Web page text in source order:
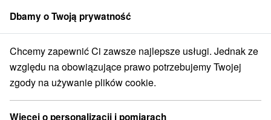
członek grupySorger
kraj Detvianska Huta Ubytovanie pod Jedľou Detvianska Huta
Ubytovanie pod Jedľou Detvianska
Huta
Dbamy o Twoją prywatność
Chcemy zapewnić Ci zawsze najlepsze usługi. Jednak ze
względu na obowiązujące prawo potrzebujemy Twojej
zgody na używanie plików cookie.
Więcej o personalizacji i pomiarach